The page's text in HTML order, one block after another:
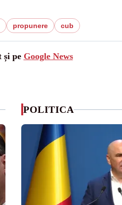
propunere cub
și pe Google News
POLITICA